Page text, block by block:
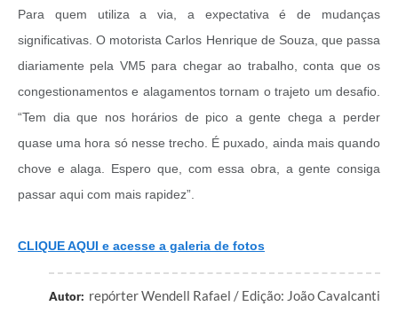
Para quem utiliza a via, a expectativa é de mudanças
significativas. O motorista Carlos Henrique de Souza, que passa
diariamente pela VM5 para chegar ao trabalho, conta que os
congestionamentos e alagamentos tornam o trajeto um desafio.
“Tem dia que nos horários de pico a gente chega a perder
quase uma hora só nesse trecho. É puxado, ainda mais quando
chove e alaga. Espero que, com essa obra, a gente consiga
passar aqui com mais rapidez”.
CLIQUE AQUI e acesse a galeria de fotos
Autor: repórter Wendell Rafael / Edição: João Cavalcanti